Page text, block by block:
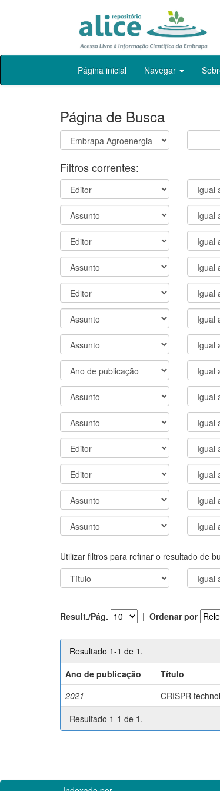
Skip
Página inicial Navegar
Página de Busca
Filtros correntes:
Utilizar filtros para refinar o resultado de
Result./Pág. | Ordenar por
Resultado 1-1 de 1.
Ano de publicação
Título
2021
CRISPR
Resultado 1-1 de 1.